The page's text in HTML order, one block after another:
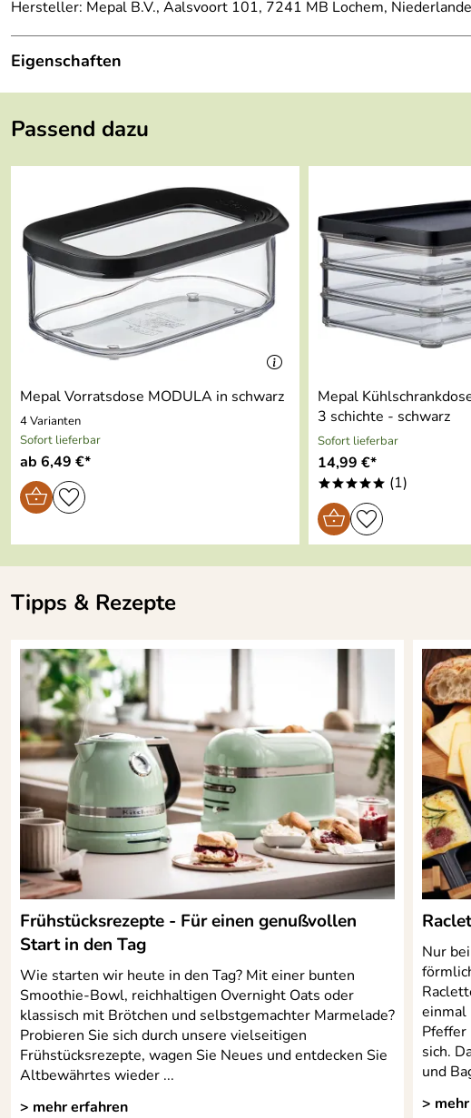
Hersteller: Mepal B.V., Aalsvoort 101, 7241 MB Lochem,
Eigenschaften
Breite:
Gewicht:
484 g
Material:
Styrol-Acrylnitril (SAN), Polyethylen
Farbe:
schwarz
Made in:
Holland
Spülmaschinengeignet:
Ideal zur Aufbewahrtung von
Transparent (Sicht auf Inhalt und Menge)
Passend dazu
Mepal Vorratsdose MODULA in schwarz
4 Varianten
Sofort lieferbar
ab 6,49 €*
Mepal
3 schichte - schwarz
Sofort lieferbar
14,99 €*
***** (1)
Tipps & Rezepte
Frühstücksrezepte - Für einen genußvollen
Start in den Tag
Wie starten wir heute in den Tag? Mit einer bunten
Smoothie-Bowl, reichhaltigen Overnight Oats oder
klassisch mit Brötchen und selbstgemachter Marmelade?
Probieren Sie sich durch unsere vielseitigen
Frühstücksrezepte, wagen Sie Neues und entdecken Sie
Altbewährtes wieder ...
> mehr erfahren
Nur
einmal
Pfeffer
sich.
und
>